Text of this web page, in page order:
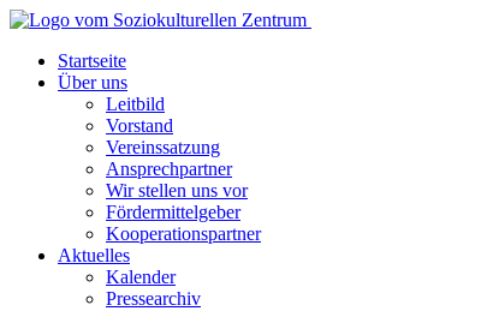
Startseite
Über uns
Leitbild
Vorstand
Vereinssatzung
Ansprechpartner
Wir stellen uns vor
Fördermittelgeber
Kooperationspartner
Aktuelles
Kalender
Pressearchiv